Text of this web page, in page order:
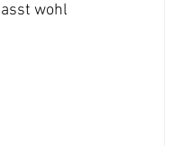
wohl